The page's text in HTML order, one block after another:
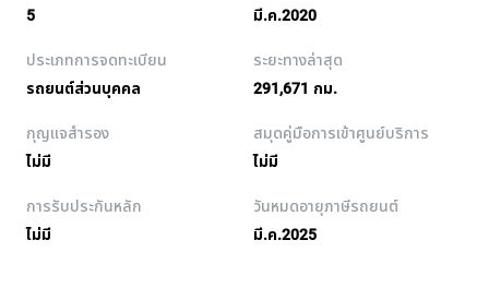
5
มี.ค.2020
ประเภทการจดทะเบียน
รถยนต์ส่วนบุคคล
ระยะทางล่าสุด
291,671 กม.
กุญแจสำรอง
ไม่มี
สมุดคู่มือการเข้าศูนย์บริการ
ไม่มี
การรับประกันหลัก
ไม่มี
วันหมดอายุภาษีรถยนต์
มี.ค.2025